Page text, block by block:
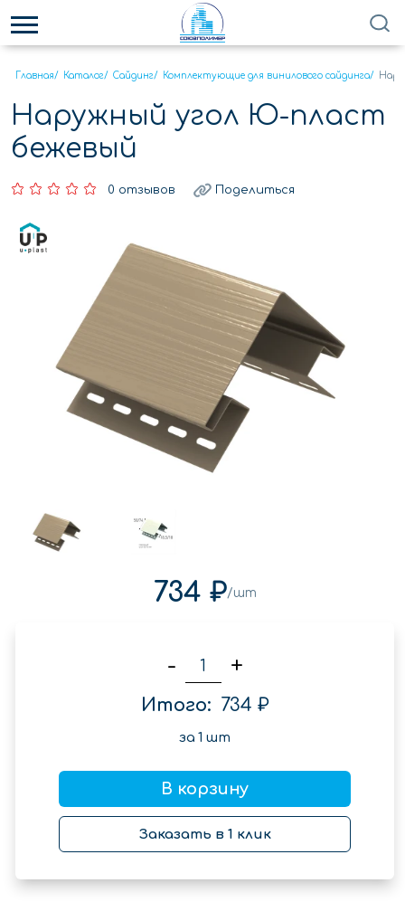
Главная/ Каталог/ Сайдинг/ Комплектующие для винилового сайдинга/
Наружный угол Ю-пласт
бежевый
0 отзывов Поделиться
734 ₽/шт
- +
Итого: 734 ₽
за 1 шт
В корзину
Заказать в 1 клик